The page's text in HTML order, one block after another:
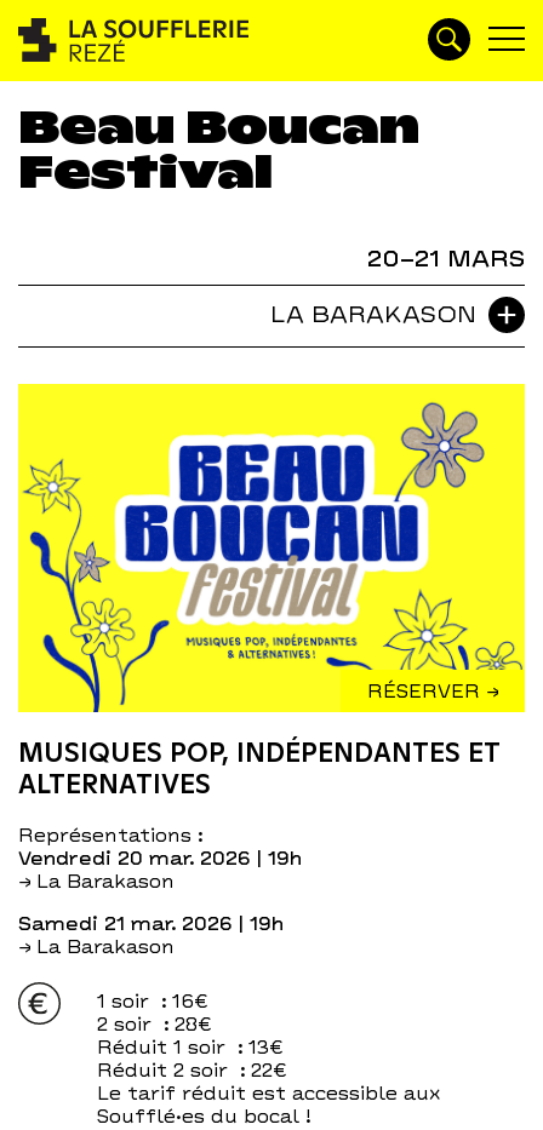
Beau Boucan
Festival
20–21 MARS
LA BARAKASON
RÉSERVER →
MUSIQUES POP, INDÉPENDANTES ET
ALTERNATIVES
Représentations :
vendredi 20 mar. 2026 | 19h
→ La Barakason
samedi 21 mar. 2026 | 19h
→ La Barakason
1 soir : 16€
2 soir : 28€
Réduit 1 soir : 13€
Réduit 2 soir : 22€
Le tarif réduit est accessible aux
Soufflé·es du bocal !